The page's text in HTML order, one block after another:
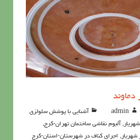
دماوند
admin
آشنايي با پوشش سلولزي
, آلبوم نقاشی ساختمان تهران-کرج,
, اجرای کناف در شهرستان-استان-کرج